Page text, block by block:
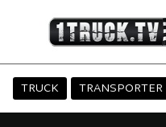
TRUCK TRANSPORTER